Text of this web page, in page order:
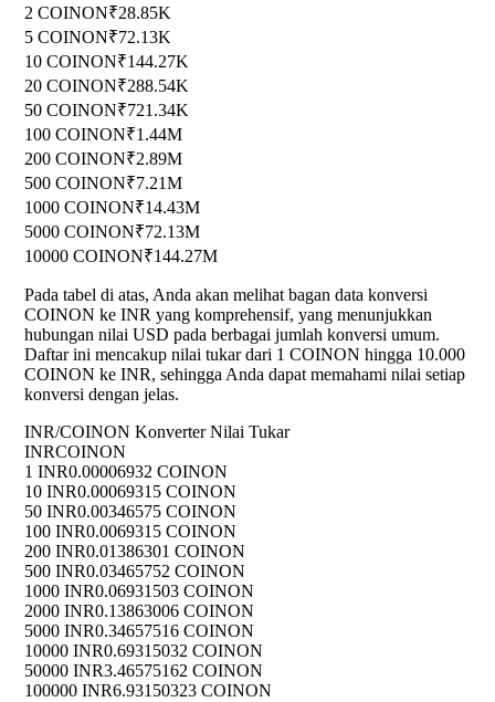
2 COINON₹28.85K
5 COINON₹72.13K
10 COINON₹144.27K
20 COINON₹288.54K
50 COINON₹721.34K
100 COINON₹1.44M
200 COINON₹2.89M
500 COINON₹7.21M
1000 COINON₹14.43M
5000 COINON₹72.13M
10000 COINON₹144.27M
Pada tabel di atas, Anda akan melihat bagan data konversi
COINON ke INR yang komprehensif, yang menunjukkan
hubungan nilai USD pada berbagai jumlah konversi umum.
Daftar ini mencakup nilai tukar dari 1 COINON hingga 10.000
COINON ke INR, sehingga Anda dapat memahami nilai setiap
konversi dengan jelas.
INR/COINON Konverter Nilai Tukar
INRCOINON
1 INR0.00006932 COINON
10 INR0.00069315 COINON
50 INR0.00346575 COINON
100 INR0.0069315 COINON
200 INR0.01386301 COINON
500 INR0.03465752 COINON
1000 INR0.06931503 COINON
2000 INR0.13863006 COINON
5000 INR0.34657516 COINON
10000 INR0.69315032 COINON
50000 INR3.46575162 COINON
100000 INR6.93150323 COINON